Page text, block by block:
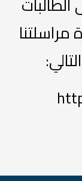
مراسلتنا